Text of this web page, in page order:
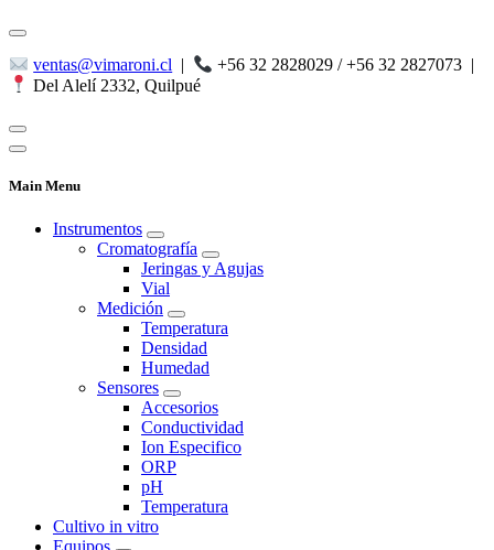
ventas@vimaroni.cl | +56 32 2828029 / +56 32 2827073 |
Del Alelí 2332, Quilpué
Main Menu
Instrumentos
Cromatografía
Jeringas y Agujas
Vial
Medición
Temperatura
Densidad
Humedad
Sensores
Accesorios
Conductividad
Ion Especifico
ORP
pH
Temperatura
Cultivo in vitro
Equipos